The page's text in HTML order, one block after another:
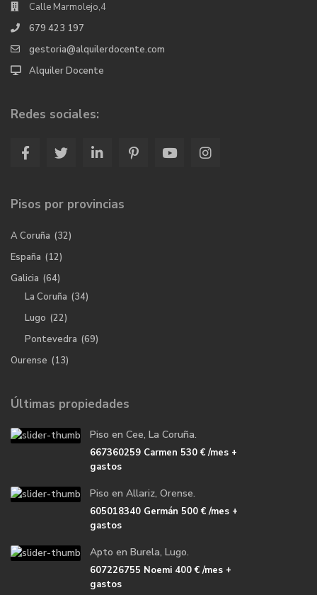
Calle Marmolejo,4
679 423 197
gestoria@alquilerdocente.com
Alquiler Docente
Redes sociales:
Pisos por provincias
A Coruña (32)
España (12)
Galicia (64)
La Coruña (34)
Lugo (22)
Pontevedra (69)
Ourense (13)
Últimas propiedades
Piso en Cee, La Coruña.
667360259 Carmen 530 €/mes +
gastos
Piso en Allariz, Orense.
605018340 Germán 500 €/mes +
gastos
Apto en Burela, Lugo.
607226755 Noemi 400 €/mes +
gastos